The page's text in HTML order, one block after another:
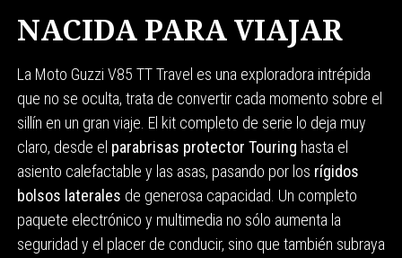
NACIDA PARA VIAJAR
La Moto Guzzi V85 TT Travel es una exploradora intrépida
que no se oculta, trata de convertir cada momento sobre el
sillín en un gran viaje. El kit completo de serie lo deja muy
claro, desde el parabrisas protector Touring hasta el
asiento calefactable y las asas, pasando por los rígidos
bolsos laterales de generosa capacidad. Un completo
paquete electrónico y multimedia no sólo aumenta la
seguridad y el placer de conducir, sino que también subraya